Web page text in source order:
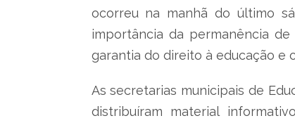
ocorreu na manhã do último
importância da permanência
garantia do direito à educação e
As secretarias municipais de
distribuíram material